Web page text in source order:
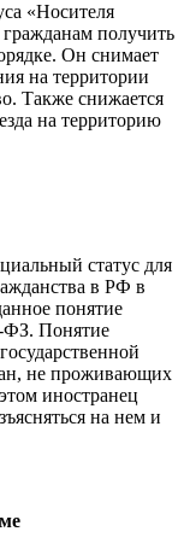
«Носителя
получить
Он снимает
на территории
Также снижается
на территорию
статус для
в РФ в
понятие
ФЗ. Понятие
не проживающих
иностранец
на нем и